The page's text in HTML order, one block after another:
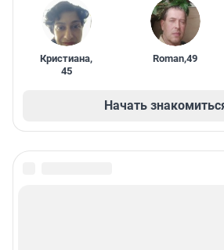
Кристиана,
45
Roman,49
Начать